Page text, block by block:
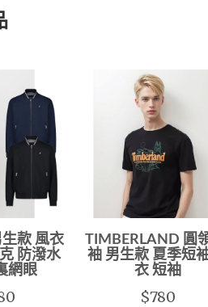
款 風衣
防潑水
網眼
TIMBERLAND 圓
袖 男生款 夏季短
衣 短袖
$780